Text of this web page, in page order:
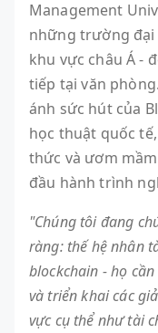
Management
những trường đại
khu vực châu Á -
tiếp tại văn
ánh sức hút của
học thuật quốc
thức và ươm
đầu hành trình
"Chúng tôi đang
ràng: thế hệ nhân
blockchain - họ
và triển khai các
vực cụ thể như tài